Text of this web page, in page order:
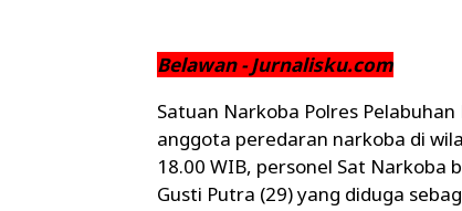
Belawan - Jurnalisku.com
Satuan Narkoba Polres
anggota peredaran narkoba di
18.00 WIB, personel Sat Narkoba
Gusti Putra (29) yang diduga